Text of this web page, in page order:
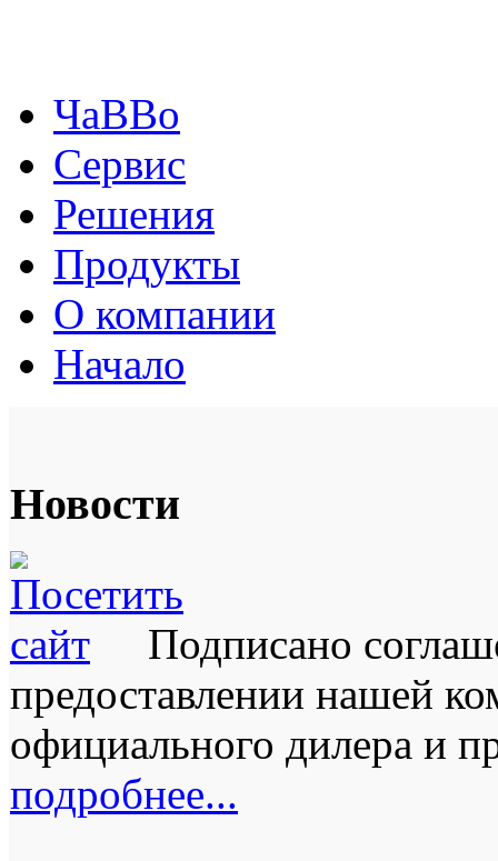
ЧаВВо
Сервис
Решения
Продукты
О компании
Начало
Новости
Подписано
предоставлении нашей
официального дилера и
подробнее...